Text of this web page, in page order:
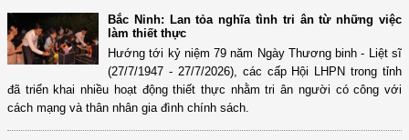
Bắc Ninh: Lan tỏa nghĩa tình tri ân từ những việc
làm thiết thực
Hướng tới kỷ niệm 79 năm Ngày Thương binh - Liệt sĩ
(27/7/1947 - 27/7/2026), các cấp Hội LHPN trong tỉnh
đã triển khai nhiều hoạt động thiết thực nhằm tri ân người có công với
cách mạng và thân nhân gia đình chính sách.